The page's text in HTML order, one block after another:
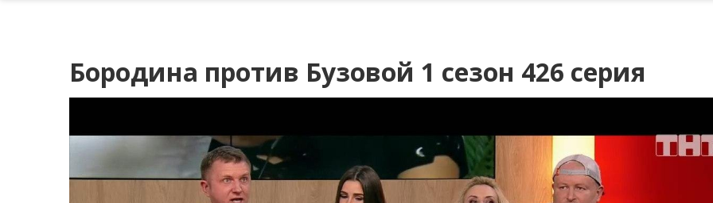
Бородина против Бузовой 1 сезон 426 серия